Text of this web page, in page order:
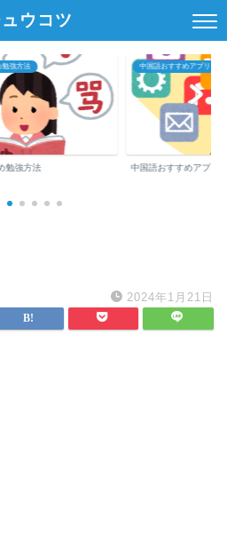
ウコツ
勉強方法
勉強方法
中国語おすすめアプリ・参
中国語おすすめアプリ
2024年1月21日